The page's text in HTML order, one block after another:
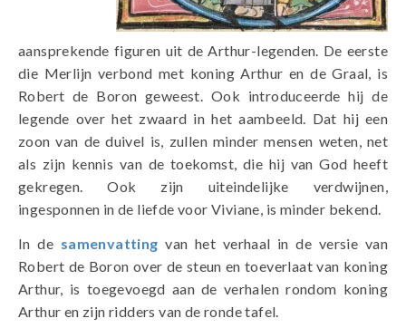
aansprekende figuren uit de Arthur-legenden. De eerste
die Merlijn verbond met koning Arthur en de Graal, is
Robert de Boron geweest. Ook introduceerde hij de
legende over het zwaard in het aambeeld. Dat hij een
zoon van de duivel is, zullen minder mensen weten, net
als zijn kennis van de toekomst, die hij van God heeft
gekregen. Ook zijn uiteindelijke verdwijnen,
ingesponnen in de liefde voor Viviane, is minder bekend.
In de samenvatting van het verhaal in de versie van
Robert de Boron over de steun en toeverlaat van koning
Arthur, is toegevoegd aan de verhalen rondom koning
Arthur en zijn ridders van de ronde tafel.